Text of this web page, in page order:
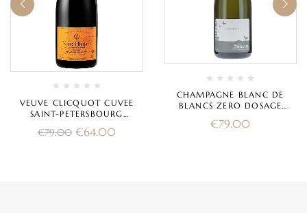
VEUVE CLICQUOT CUVEE
SAINT-PETERSBOURG
€79.00 €64.00
CHAMPAGNE BLANC DE
BLANCS ZERO DOSAGE
FAMILLE MOUSSE FILS
€79.00